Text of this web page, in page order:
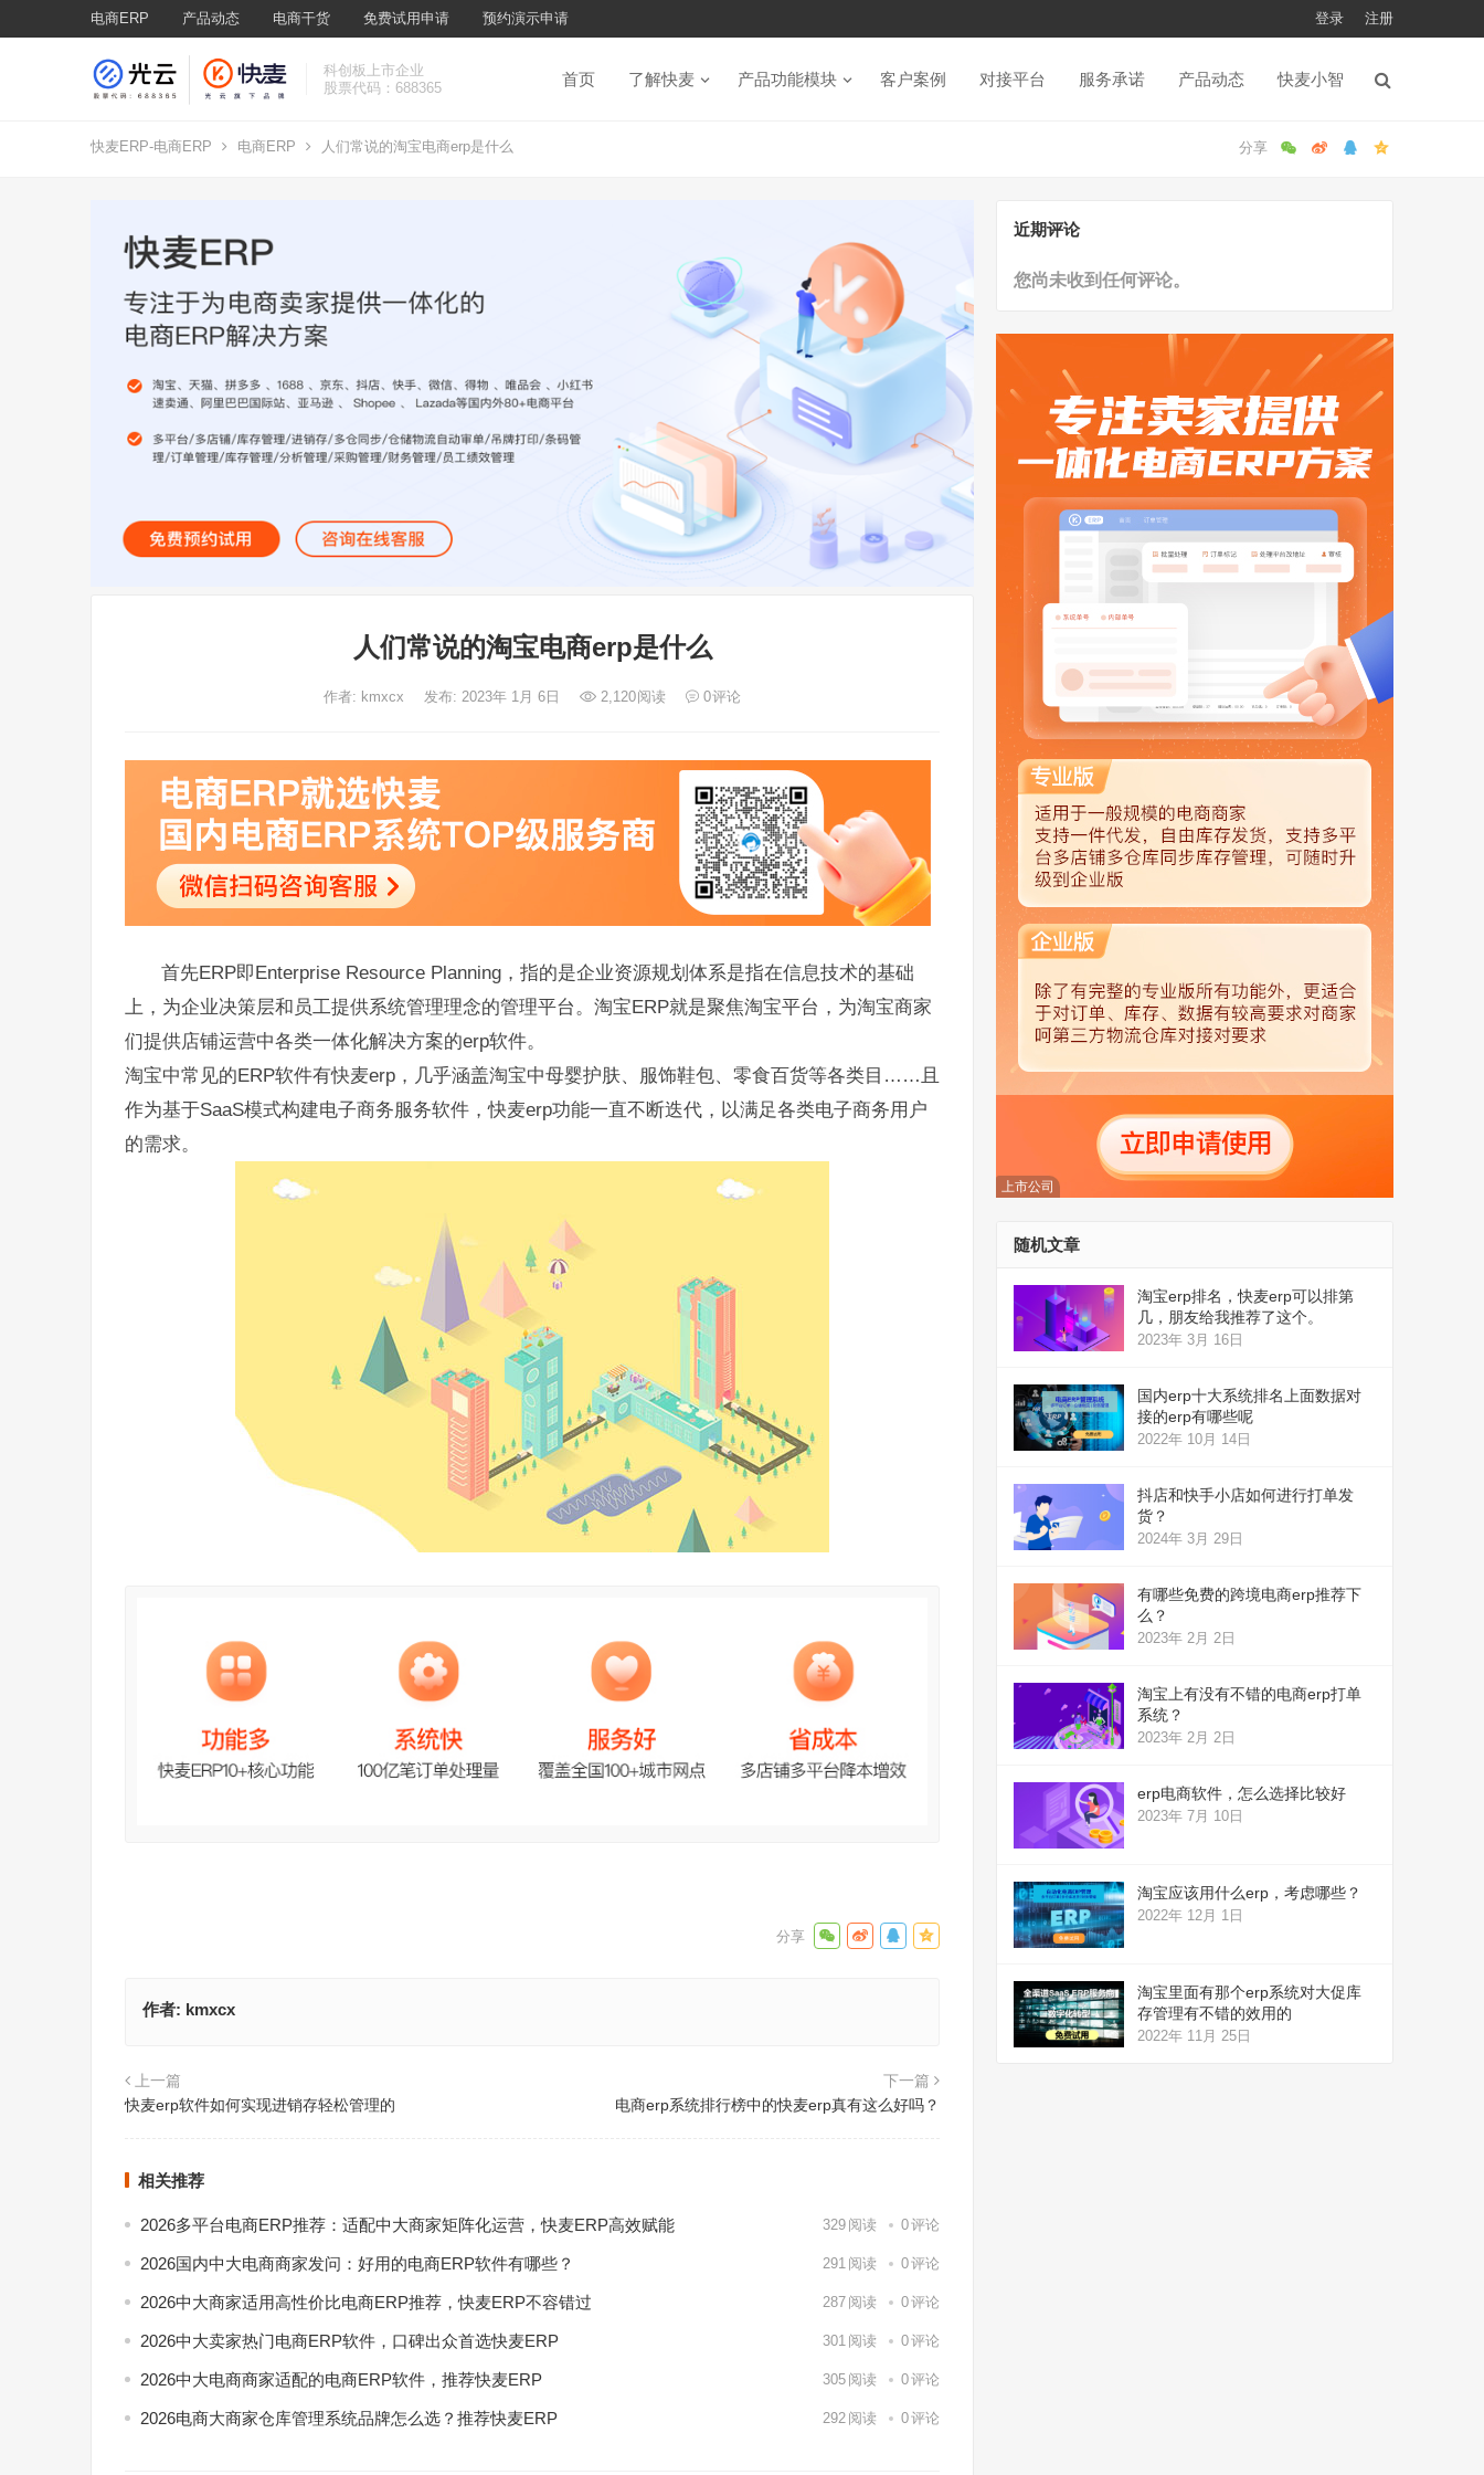
电商ERP 产品动态 电商干货 免费试用申请 预约演示申请 登录 注册
科创板上市企业
股票代码：688365
首页 了解快麦 产品功能模块 客户案例 对接平台 服务承诺 产品动态 快麦小智
快麦ERP-电商ERP 电商ERP 人们常说的淘宝电商erp是什么
人们常说的淘宝电商erp是什么
作者: kmxcx 发布: 2023年 1月 6日 2,120阅读 0评论
首先ERP即Enterprise Resource Planning，指的是企业资源规划体系是指在信息技术的基础
上，为企业决策层和员工提供系统管理理念的管理平台。淘宝ERP就是聚焦淘宝平台，为淘宝商家
们提供店铺运营中各类一体化解决方案的erp软件。
淘宝中常见的ERP软件有快麦erp，几乎涵盖淘宝中母婴护肤、服饰鞋包、零食百货等各类目……且
作为基于SaaS模式构建电子商务服务软件，快麦erp功能一直不断迭代，以满足各类电子商务用户
的需求。
作者: kmxcx
上一篇
快麦erp软件如何实现进销存轻松管理的
下一篇
电商erp系统排行榜中的快麦erp真有这么好吗？
相关推荐
2026多平台电商ERP推荐：适配中大商家矩阵化运营，快麦ERP高效赋能 329 阅读 0评论
2026国内中大电商商家发问：好用的电商ERP软件有哪些？ 291 阅读 0评论
2026中大商家适用高性价比电商ERP推荐，快麦ERP不容错过 287 阅读 0评论
2026中大卖家热门电商ERP软件，口碑出众首选快麦ERP 301 阅读 0评论
2026中大电商商家适配的电商ERP软件，推荐快麦ERP 305 阅读 0评论
2026电商大商家仓库管理系统品牌怎么选？推荐快麦ERP 292 阅读 0评论
近期评论
您尚未收到任何评论。
上市公司
随机文章
淘宝erp排名，快麦erp可以排第
几，朋友给我推荐了这个。
2023年 3月 16日
国内erp十大系统排名上面数据对
接的erp有哪些呢
2022年 10月 14日
抖店和快手小店如何进行打单发
货？
2024年 3月 29日
有哪些免费的跨境电商erp推荐下
么？
2023年 2月 2日
淘宝上有没有不错的电商erp打单
系统？
2023年 2月 2日
erp电商软件，怎么选择比较好
2023年 7月 10日
淘宝应该用什么erp，考虑哪些？
2022年 12月 1日
淘宝里面有那个erp系统对大促库
存管理有不错的效用的
2022年 11月 25日